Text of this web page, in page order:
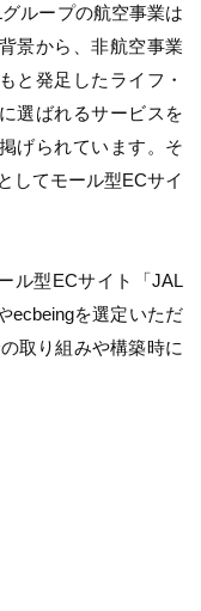
ループの航空事業は
景から、非航空事業
と発足したライフ・
選ばれるサービスを
げられています。そ
してモール型ECサイ
ル型ECサイト「JAL
ecbeingを選定いただ
取り組みや構築時に